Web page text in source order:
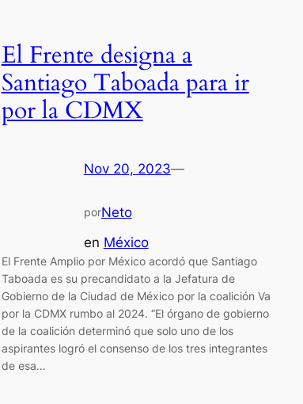
El Frente designa a
Santiago Taboada para ir
por la CDMX
Nov 20, 2023—
porNeto
en México
El Frente Amplio por México acordó que Santiago
Taboada es su precandidato a la Jefatura de
Gobierno de la Ciudad de México por la coalición Va
por la CDMX rumbo al 2024. “El órgano de gobierno
de la coalición determinó que solo uno de los
aspirantes logró el consenso de los tres integrantes
de esa…